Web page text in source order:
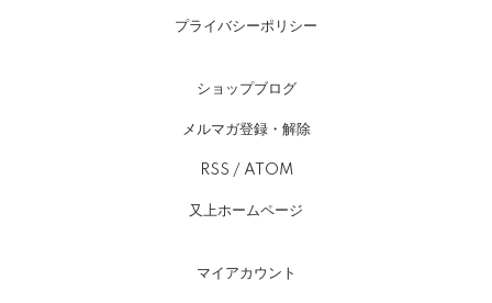
プライバシーポリシー
ショップブログ
メルマガ登録・解除
RSS / ATOM
又上ホームページ
マイアカウント